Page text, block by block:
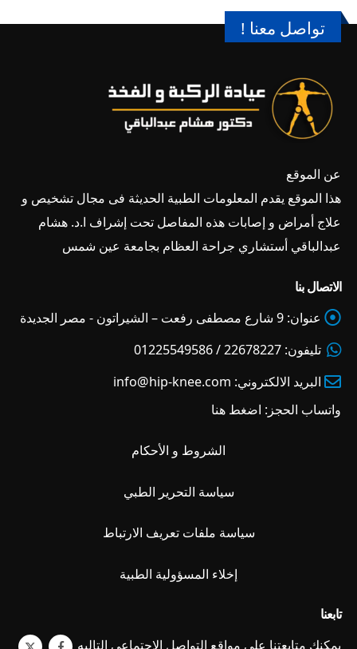
تواصل معنا !
عن الموقع
هذا الموقع يقدم المعلومات الطبية الحديثة فى مجال تشخيص و
علاج أمراض و إصابات هذه المفاصل تحت إشراف ا.د. هشام
عبدالباقي أستشاري جراحة العظام بجامعة عين شمس
الاتصال بنا
عنوان: 9 شارع مصطفى رفعت – الشيراتون - مصر الجديدة
تليفون: 22678227 / 01225549586
البريد الالكتروني: info@hip-knee.com
واتساب الحجز: اضغط هنا
الشروط و الأحكام
سياسة التحرير الطبي
سياسة ملفات تعريف الارتباط
إخلاء المسؤولية الطبية
تابعنا